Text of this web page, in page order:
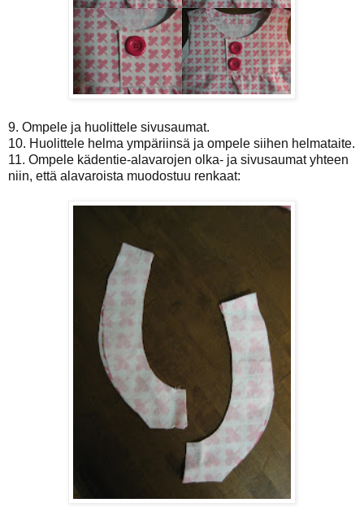
9. Ompele ja huolittele sivusaumat.
10. Huolittele helma ympäriinsä ja ompele siihen helmataite.
11. Ompele kädentie-alavarojen olka- ja sivusaumat yhteen
niin, että alavaroista muodostuu renkaat: